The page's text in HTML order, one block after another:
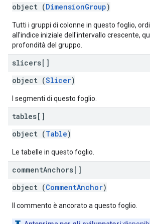
object (DimensionGroup)
Tutti i gruppi di colonne in questo foglio,
all'indice iniziale dell'intervallo crescente,
profondità del gruppo.
slicers[]
object (Slicer)
I segmenti di questo foglio.
tables[]
object (Table)
Le tabelle in questo foglio.
commentAnchors[]
object (CommentAnchor)
Il commento è ancorato a questo foglio.